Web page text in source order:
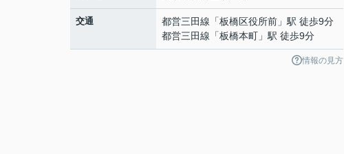
交通 都営三田線 「板橋区役所前 」駅 徒歩9分
都営三田線 「板橋本町 」駅 徒歩9分
情報の見方